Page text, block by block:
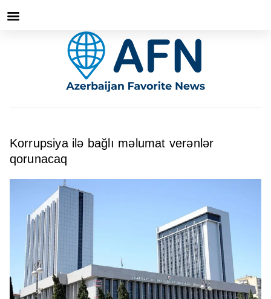
Korrupsiya ilə bağlı məlumat verənlər
qorunacaq